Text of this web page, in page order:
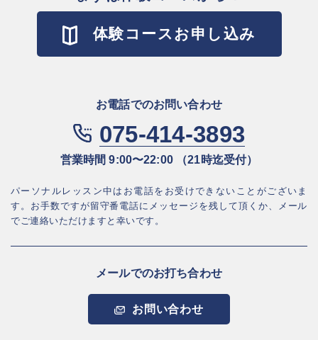
体験コースお申し込み
お電話でのお問い合わせ
075-414-3893
営業時間 9:00〜22:00 （21時迄受付）
パーソナルレッスン中はお電話をお受けできないことがございま
す。お⼿数ですが留守番電話にメッセージを残して頂くか、メール
でご連絡いただけますと幸いです。
メールでのお打ち合わせ
お問い合わせ